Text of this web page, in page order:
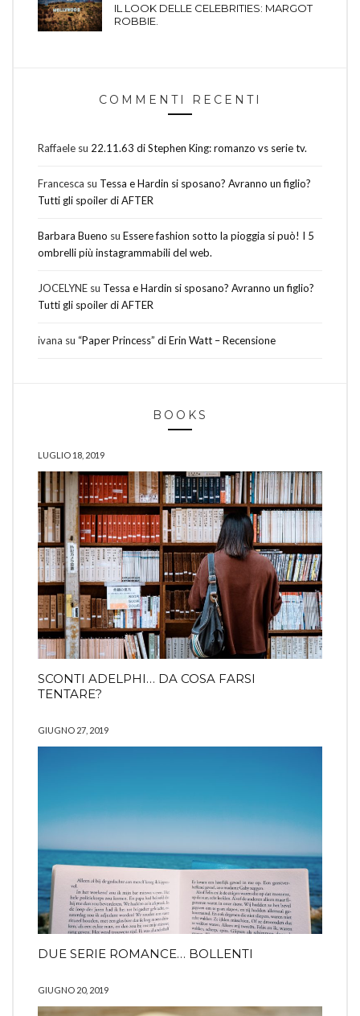
IL LOOK DELLE CELEBRITIES: MARGOT
ROBBIE.
COMMENTI RECENTI
Raffaele su 22.11.63 di Stephen King: romanzo vs serie tv.
Francesca su Tessa e Hardin si sposano? Avranno un figlio?
Tutti gli spoiler di AFTER
Barbara Bueno su Essere fashion sotto la pioggia si può! I 5
ombrelli più instagrammabili del web.
JOCELYNE su Tessa e Hardin si sposano? Avranno un figlio?
Tutti gli spoiler di AFTER
ivana su “Paper Princess” di Erin Watt – Recensione
BOOKS
LUGLIO 18, 2019
SCONTI ADELPHI… DA COSA FARSI
TENTARE?
GIUGNO 27, 2019
DUE SERIE ROMANCE… BOLLENTI
GIUGNO 20, 2019